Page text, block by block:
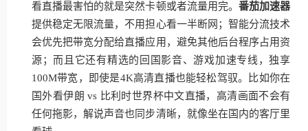
看直播最害怕的就是突然卡顿或者流量用完。 番茄加速器
提供稳定无限流量，不用担心看一半断网；智能分流技术
会优先把带宽分配给直播应用，避免其他后台程序占用资
源；而且它还有精选的回国影音、游戏加速专线，独享
100M带宽，即使是4K高清直播也能轻松驾驭。比如你在
国外看伊朗 vs 比利时世界杯中文直播，高清画面不会有
任何拖影，解说声音也同步清晰，就像坐在国内的客厅里